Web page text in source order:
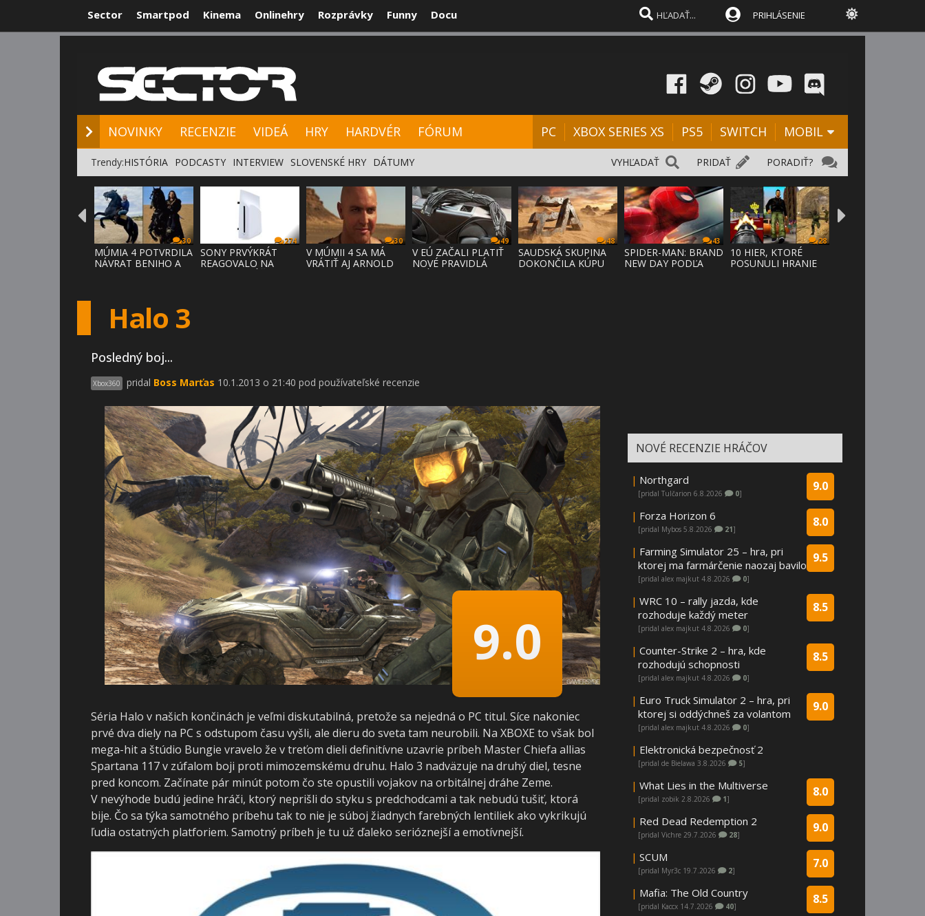
Sector Smartpod Kinema Onlinehry Rozprávky Funny Docu PRIHLÁSENIE
NOVINKY RECENZIE VIDEÁ HRY HARDVÉR FÓRUM PC XBOX SERIES XS PS5 SWITCH MOBIL
PORADIŤ?
PRIDAŤ
VYHĽADAŤ
Trendy:HISTÓRIA PODCASTY INTERVIEW SLOVENSKÉ HRY DÁTUMY
30
MÚMIA 4 POTVRDILA
NÁVRAT BENIHO A
274
SONY PRVÝKRÁT
REAGOVALO NA
30
V MÚMII 4 SA MÁ
VRÁTIŤ AJ ARNOLD
49
V EÚ ZAČALI PLATIŤ
NOVÉ PRAVIDLÁ
48
SAUDSKÁ SKUPINA
DOKONČILA KÚPU
43
SPIDER-MAN: BRAND
NEW DAY PODĽA
28
10 HIER, KTORÉ
POSUNULI HRANIE
Halo 3
Posledný boj...
Xbox360 pridal Boss Marťas 10.1.2013 o 21:40 pod používateľské recenzie
9.0
Séria Halo v našich končinách je veľmi diskutabilná, pretože sa nejedná o PC titul. Síce nakoniec
prvé dva diely na PC s odstupom času vyšli, ale dieru do sveta tam neurobili. Na XBOXE to však bol
mega-hit a štúdio Bungie vravelo že v treťom dieli definitívne uzavrie príbeh Master Chiefa allias
Spartana 117 v zúfalom boji proti mimozemskému druhu. Halo 3 nadväzuje na druhý diel, tesne
pred koncom. Začínate pár minút potom čo ste opustili vojakov na orbitálnej dráhe Zeme.
V nevýhode budú jedine hráči, ktorý neprišli do styku s predchodcami a tak nebudú tušiť, ktorá
bije. Čo sa týka samotného príbehu tak to nie je súboj žiadnych farebných lentiliek ako vykrikujú
ľudia ostatných platforiem. Samotný príbeh je tu už ďaleko serióznejší a emotívnejší.
NOVÉ RECENZIE HRÁČOV
9.0
| Northgard
[pridal Tulčarion 6.8.2026 0]
8.0
| Forza Horizon 6
[pridal Mybos 5.8.2026 21]
9.5
| Farming Simulator 25 – hra, pri
ktorej ma farmárčenie naozaj bavilo
[pridal alex majkut 4.8.2026 0]
8.5
| WRC 10 – rally jazda, kde
rozhoduje každý meter
[pridal alex majkut 4.8.2026 0]
8.5
| Counter-Strike 2 – hra, kde
rozhodujú schopnosti
[pridal alex majkut 4.8.2026 0]
9.0
| Euro Truck Simulator 2 – hra, pri
ktorej si oddýchneš za volantom
[pridal alex majkut 4.8.2026 0]
| Elektronická bezpečnosť 2
[pridal de Bielawa 3.8.2026 5]
8.0
| What Lies in the Multiverse
[pridal zobik 2.8.2026 1]
9.0
| Red Dead Redemption 2
[pridal Vichre 29.7.2026 28]
7.0
| SCUM
[pridal Myr3c 19.7.2026 2]
8.5
| Mafia: The Old Country
[pridal Kaccx 14.7.2026 40]